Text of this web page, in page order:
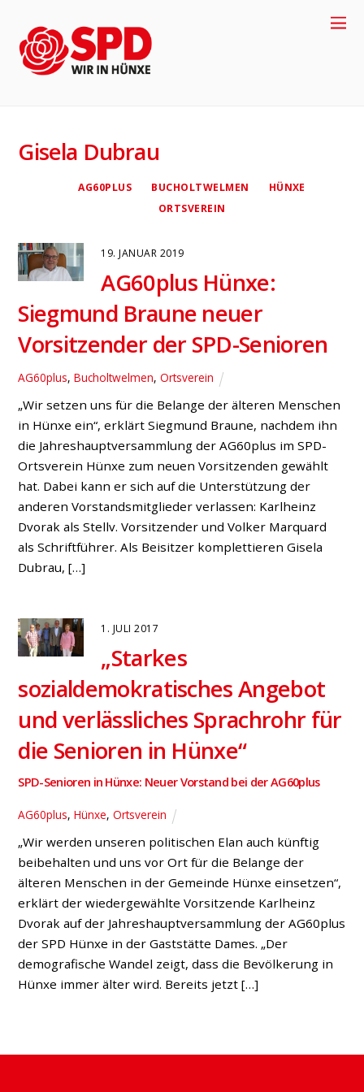
Gisela Dubrau
AG60PLUS BUCHOLTWELMEN
HÜNXE
ORTSVEREIN
19. JANUAR 2019
AG60plus Hünxe:
Siegmund Braune neuer
Vorsitzender der SPD-Senioren
AG60plus,Bucholtwelmen,Ortsverein
„Wir setzen uns für die Belange der älteren Menschen
in Hünxe ein“, erklärt Siegmund Braune, nachdem ihn
die Jahreshauptversammlung der AG60plus im SPD-
Ortsverein Hünxe zum neuen Vorsitzenden gewählt
hat. Dabei kann er sich auf die Unterstützung der
anderen Vorstandsmitglieder verlassen: Karlheinz
Dvorak als Stellv. Vorsitzender und Volker Marquard
als Schriftführer. Als Beisitzer komplettieren Gisela
Dubrau, […]
1. JULI 2017
„Starkes
sozialdemokratisches Angebot
und verlässliches Sprachrohr für
die Senioren in Hünxe“
SPD-Senioren in Hünxe: Neuer Vorstand bei der AG60plus
AG60plus,Hünxe,Ortsverein
„Wir werden unseren politischen Elan auch künftig
beibehalten und uns vor Ort für die Belange der
älteren Menschen in der Gemeinde Hünxe einsetzen“,
erklärt der wiedergewählte Vorsitzende Karlheinz
Dvorak auf der Jahreshauptversammlung der AG60plus
der SPD Hünxe in der Gaststätte Dames. „Der
demografische Wandel zeigt, dass die Bevölkerung in
Hünxe immer älter wird. Bereits jetzt […]